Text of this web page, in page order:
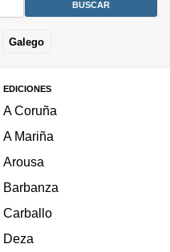
Galego
EDICIONES
A Coruña
A Mariña
Arousa
Barbanza
Carballo
Deza